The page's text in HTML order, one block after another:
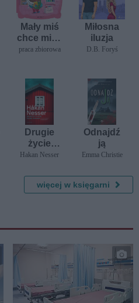
Mały miś
chce mieć
i już
praca zbiorowa
Miłosna
iluzja
D.B. Foryś
Drugie
życie
Pana
Hakan Nesser
Odnajdź
ją
Emma Christie
więcej w księgarni